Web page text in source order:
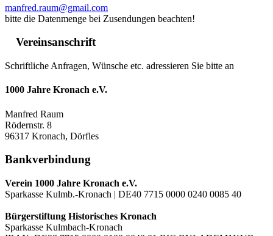
manfred.raum@gmail.com
bitte die Datenmenge bei Zusendungen beachten!
Vereinsanschrift
Schriftliche Anfragen, Wünsche etc. adressieren Sie bitte an
1000 Jahre Kronach e.V.
Manfred Raum
Rödernstr. 8
96317 Kronach, Dörfles
Bankverbindung
Verein 1000 Jahre Kronach e.V.
Sparkasse Kulmb.-Kronach | DE40 7715 0000 0240 0085 40
Bürgerstiftung Historisches Kronach
Sparkasse Kulmbach-Kronach